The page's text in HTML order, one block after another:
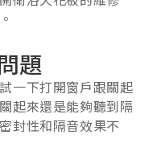
題
一下打開窗戶跟關起
起來還是能夠聽到隔
封性和隔音效果不